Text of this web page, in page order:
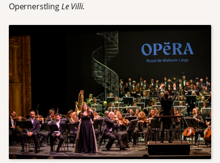
OpernerstlingLe Villi.